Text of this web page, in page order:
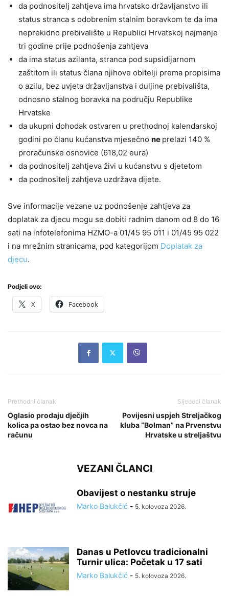
da podnositelj zahtjeva ima hrvatsko državljanstvo ili
status stranca s odobrenim stalnim boravkom te da ima
neprekidno prebivalište u Republici Hrvatskoj najmanje
tri godine prije podnošenja zahtjeva
da ima status azilanta, stranca pod supsidijarnom
zaštitom ili status člana njihove obitelji prema propisima
o azilu, bez uvjeta državljanstva i duljine prebivališta,
odnosno stalnog boravka na području Republike
Hrvatske
da ukupni dohodak ostvaren u prethodnoj kalendarskoj
godini po članu kućanstva mjesečno ne prelazi 140 %
proračunske osnovice (618,02 eura)
da podnositelj zahtjeva živi u kućanstvu s djetetom
da podnositelj zahtjeva uzdržava dijete.
Sve informacije vezane uz podnošenje zahtjeva za
doplatak za djecu mogu se dobiti radnim danom od 8 do 16
sati na infotelefonima HZMO-a 01/45 95 011 i 01/45 95 022
i na mrežnim stranicama, pod kategorijom Doplatak za
djecu.
Podjeli ovo:
X Facebook
Prethodni članak
Oglasio prodaju dječjih
kolica pa ostao bez novca na
računu
Sljedeći članak
Povijesni uspjeh Streljačkog
kluba “Bolman” na Prvenstvu
Hrvatske u streljaštvu
VEZANI ČLANCI
Obavijest o nestanku struje
Marko Balukčić - 5. kolovoza 2026.
Danas u Petlovcu tradicionalni
Turnir ulica: Početak u 17 sati
Marko Balukčić - 5. kolovoza 2026.